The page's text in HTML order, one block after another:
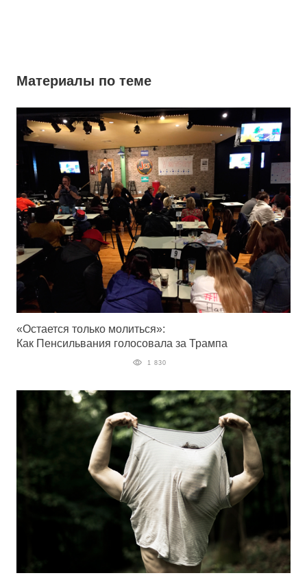
Материалы по теме
«Остается только молиться»:
Как Пенсильвания голосовала за Трампа
1 830